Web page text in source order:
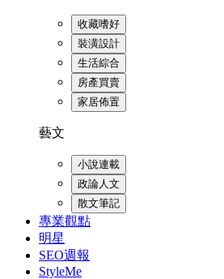
收藏嗜好
裝潢設計
生活綜合
房產買賣
家居佈置
藝文
小說連載
政論人文
散文筆記
專業觀點
明星
SEO週報
StyleMe